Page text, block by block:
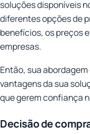
soluções disponíveis
diferentes opções de
benefícios, os preços
empresas.
Então, sua
vantagens da sua
que gerem confiança
Decisão de